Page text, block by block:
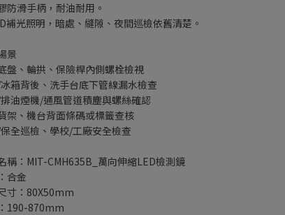
防滑手柄，耐油耐用。
補光照明，暗處、縫隙、夜間巡檢依舊清楚。
景
盤、輪拱、保險桿內側螺栓檢視
箱背後、洗手台底下管線漏水檢查
油煙機/通風管道積塵與螺絲確認
架、機台背面條碼或標籤查核
全巡檢、學校/工廠安全檢查
稱：MIT-CMH635B_萬向伸縮LED檢測鏡
合金
寸：80X50mm
190-870mm